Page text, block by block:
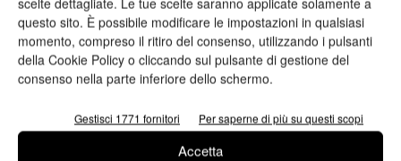
questo sito. È possibile modificare le impostazioni in qualsiasi
momento, compreso il ritiro del consenso, utilizzando i pulsanti
della Cookie Policy o cliccando sul pulsante di gestione del
consenso nella parte inferiore dello schermo.
Gestisci 1771 fornitori Per saperne di più su questi scopi
Accetta
Articolo precedente
Osservatorio Gifasp 2018
Prossimo articolo
Ulmex sigla un accordo
esclusivo con Rotec
ARTICOLI CORRELATI ALTRO DALL'AUTORE